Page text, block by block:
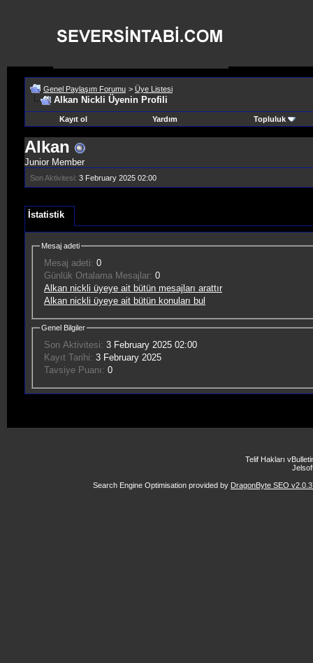
Genel Paylaşım Forumu > Üye Listesi
Alkan Nickli Üyenin Profili
Kayıt ol Yardım Topluluk
Alkan
Junior Member
Son Aktivitesi: 3 February 2025 02:00
İstatistik
Mesaj adeti
Mesaj adeti: 0
Günlük Ortalama Mesajlar: 0
Alkan nickli üyeye ait bütün mesajları arattır
Alkan nickli üyeye ait bütün konuları bul
Genel Bilgiler
Son Aktivitesi: 3 February 2025 02:00
Kayıt Tarihi: 3 February 2025
Tavsiye Puanı: 0
Telif Hakları
Search Engine Optimisation provided by DragonByte SEO